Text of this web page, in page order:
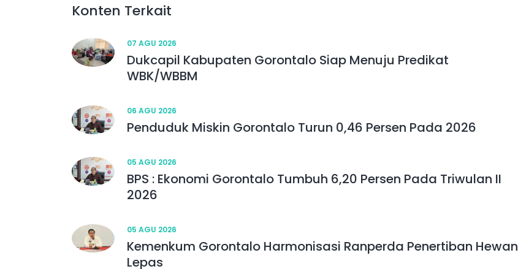
Konten Terkait
07 AGU 2026
Dukcapil Kabupaten Gorontalo Siap Menuju Predikat
WBK/WBBM
06 AGU 2026
Penduduk Miskin Gorontalo Turun 0,46 Persen Pada 2026
05 AGU 2026
BPS : Ekonomi Gorontalo Tumbuh 6,20 Persen Pada Triwulan II
2026
05 AGU 2026
Kemenkum Gorontalo Harmonisasi Ranperda Penertiban Hewan
Lepas